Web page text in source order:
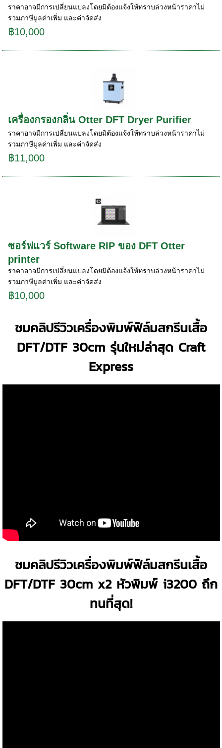
ราคาอาจมีการเปลี่ยนแปลงโดยมิต้องแจ้งให้ทราบล่วงหน้าราคาไม่
รวมภาษีมูลค่าเพิ่ม และค่าจัดส่ง
฿10,000
เครื่องกรองกลิ่น Otter DFT Dryer Purifier
ราคาอาจมีการเปลี่ยนแปลงโดยมิต้องแจ้งให้ทราบล่วงหน้าราคาไม่
รวมภาษีมูลค่าเพิ่ม และค่าจัดส่ง
฿11,000
ซอร์ฟแวร์ Software RIP ของ DFT Otter
printer
ราคาอาจมีการเปลี่ยนแปลงโดยมิต้องแจ้งให้ทราบล่วงหน้าราคาไม่
รวมภาษีมูลค่าเพิ่ม และค่าจัดส่ง
฿10,000
ชมคลิปรีวิวเครื่องพิมพ์ฟิล์มสกรีนเสื้อ
DFT/DTF 30cm รุ่นใหม่ล่าสุด Craft
Express
ชมคลิปรีวิวเครื่องพิมพ์ฟิล์มสกรีนเสื้อ
DFT/DTF 30cm x2 หัวพิมพ์ i3200 ถึก
ทนที่สุด!